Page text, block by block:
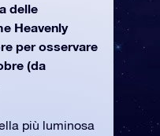
delle
Heavenly
per osservare
(da
più luminosa